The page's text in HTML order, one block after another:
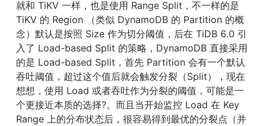
就和 TiKV 一样，也是使用 Range Split，不一样的是
TiKV 的 Region （类似 DynamoDB 的 Partition 的概
念）默认是按照 Size 作为切分阈值，后在 TiDB 6.0 引
入了 Load-based Split 的策略，DynamoDB 直接采用
的是 Load-based Split，首先 Partition 会有一个默认
吞吐阈值，超过这个值后就会触发分裂（Split），现在
想想，使用 Load 或者吞吐作为分裂的阈值，可能是一
个更接近本质的选择?。而且当开始监控 Load 在 Key
Range 上的分布状态后，很容易得到最优的分裂点（并